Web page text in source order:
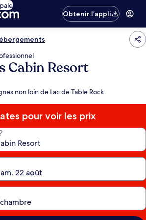
Obtenir l’appli
Cabin Resort
non loin de Lac de Table Rock
pour voir les prix